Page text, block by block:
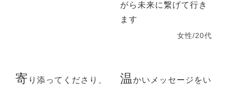
がら未来に繋げて行き
ます
女性/20代
寄 り添ってくださり、
温かいメッセージをい